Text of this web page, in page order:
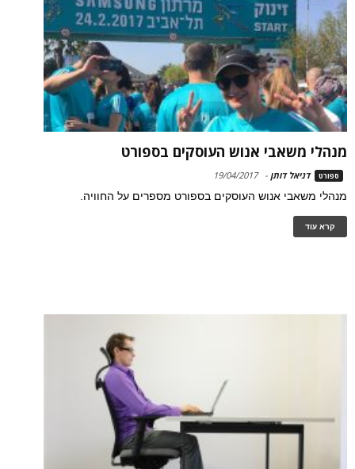
מנהלי משאבי אנוש העוסקים בספורט
ספורט דניאל דותן -
19/04/2017
מנהלי משאבי אנוש העוסקים בספורט מספרים על החוויה.
קרא עוד